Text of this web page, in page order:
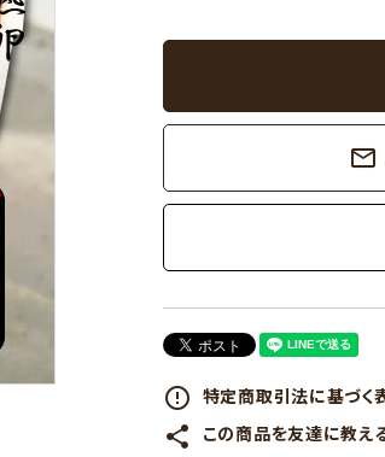
mail_outline
error_outline 特定商取引法に基づく
share この商品を友達に教え